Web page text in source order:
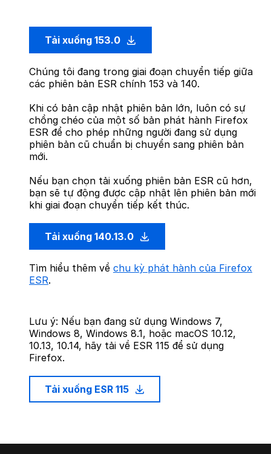
Tải xuống 153.0
Chúng tôi đang trong giai đoạn chuyển tiếp giữa
các phiên bản ESR chính 153 và 140.
Khi có bản cập nhật phiên bản lớn, luôn có sự
chồng chéo của một số bản phát hành Firefox
ESR để cho phép những người đang sử dụng
phiên bản cũ chuẩn bị chuyển sang phiên bản
mới.
Nếu bạn chọn tải xuống phiên bản ESR cũ hơn,
bạn sẽ tự động được cập nhật lên phiên bản mới
khi giai đoạn chuyển tiếp kết thúc.
Tải xuống 140.13.0
Tìm hiểu thêm về chu kỳ phát hành của Firefox
ESR.
Lưu ý: Nếu bạn đang sử dụng Windows 7,
Windows 8, Windows 8.1, hoặc macOS 10.12,
10.13, 10.14, hãy tải về ESR 115 để sử dụng
Firefox.
Tải xuống ESR 115